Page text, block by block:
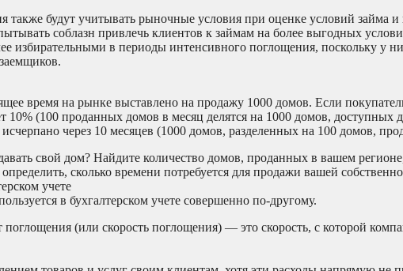
также будут учитывать рыночные условия при оценке условий займа
соблазн привлечь клиентов к займам на более выгодных
избирательными в периоды интенсивного поглощения, поскольку у
время на рынке выставлено на продажу 1000 домов. Если
10% (100 проданных домов в месяц делятся на 1000 домов, доступных
через 10 месяцев (1000 домов, разделенных на 100 домов,
свой дом? Найдите количество домов, проданных в вашем
сколько времени потребуется для продажи вашей
учете
в бухгалтерском учете совершенно по-другому.
поглощения (или скорость поглощения) — это скорость, с которой